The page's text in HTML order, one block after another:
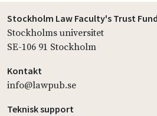
Stockholm Law Faculty's Trust
Stockholms universitet
SE-106 91 Stockholm
Kontakt
info@lawpub.se
Teknisk support